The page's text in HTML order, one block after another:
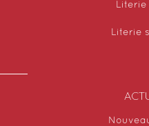
Literie